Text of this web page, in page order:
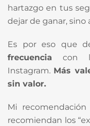
hartazgo en tus
dejar de ganar, sino
Es por eso que
frecuencia con
Instagram. Más
sin valor.
Mi
recomiendan los